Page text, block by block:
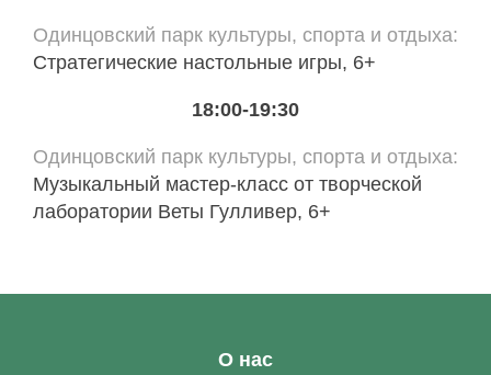
Одинцовский парк культуры, спорта и отдыха
Стратегические настольные игры, 6+
18:00-19:30
Одинцовский парк культуры, спорта и отдыха
Музыкальный мастер-класс от творческой
лаборатории Веты Гулливер, 6+
О нас